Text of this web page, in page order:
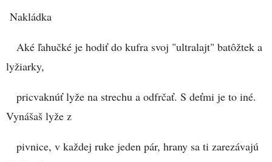
Nakládka
Aké ľahučké je hodiť do kufra svoj "ultralajt" batôžtek a
lyžiarky,
pricvaknúť lyže na strechu a odfrčať. S deťmi je to iné.
Vynášaš lyže z
pivnice, v každej ruke jeden pár, hrany sa ti zarezávajú